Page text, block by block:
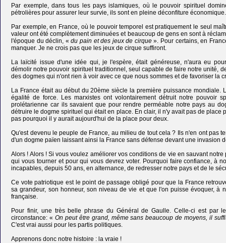
Par exemple, dans tous les pays islamiques, où le pouvoir spirituel
pétrolières pour assurer leur survie, ils sont en pleine déconfiture économique.
Par exemple, en France, où le pouvoir temporel est pratiquement le seul
valeur ont été complètement diminuées et beaucoup de gens en sont à
l'époque du déclin, «du pain et des jeux de cirque». Pour certains, en
manquer. Je ne crois pas que les jeux de cirque suffiront.
La laïcité issue d'une idée qui, je l'espère, était généreuse, n'aura eu
démolir notre pouvoir spirituel traditionnel, seul capable de faire notre unité,
des dogmes qui n'ont rien à voir avec ce que nous sommes et de favoriser la
La France était au début du 20ème siècle la première puissance mondiale.
égalité de force. Les marxistes ont volontairement détruit notre pouvoir
prolétarienne car ils savaient que pour rendre perméable notre pays au
détruire le dogme spirituel qui était en place. En clair, il n'y avait pas de place
pas pourquoi il y aurait aujourd'hui de la place pour deux.
Qu'est devenu le peuple de France, au milieu de tout cela ? Ils n'en ont pas
d'un dogme païen laissant ainsi la France sans défense devant une invasion
Alors ! Alors ! Si vous voulez améliorer vos conditions de vie en sauvant
qui vous tourner et pour qui vous devrez voter. Pourquoi faire confiance, à
incapables, depuis 50 ans, en alternance, de redresser notre pays et de le
Ce vote patriotique est le point de passage obligé pour que la France
sa grandeur, son honneur, son niveau de vie et que l'on puisse évoquer, à
française.
Pour finir, une très belle phrase du Général de Gaulle. Celle-ci est par
circonstance: « On peut être grand, même sans beaucoup de moyens, il
C'est vrai aussi pour les partis politiques.
Apprenons donc notre histoire : la vraie !